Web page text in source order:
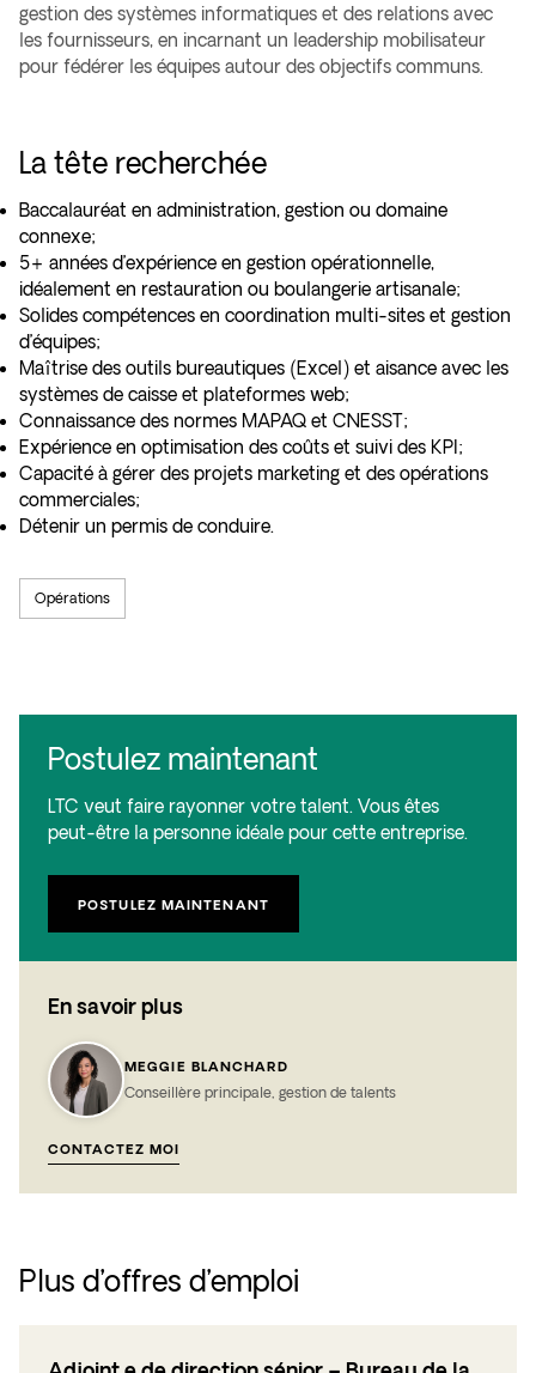
gestion des systèmes informatiques et des relations avec
les fournisseurs, en incarnant un leadership mobilisateur
pour fédérer les équipes autour des objectifs communs.
La tête recherchée
Baccalauréat en administration, gestion ou domaine
connexe;
5+ années d’expérience en gestion opérationnelle,
idéalement en restauration ou boulangerie artisanale;
Solides compétences en coordination multi-sites et gestion
d’équipes;
Maîtrise des outils bureautiques (Excel) et aisance avec les
systèmes de caisse et plateformes web;
Connaissance des normes MAPAQ et CNESST;
Expérience en optimisation des coûts et suivi des KPI;
Capacité à gérer des projets marketing et des opérations
commerciales;
Détenir un permis de conduire.
Opérations
Postulez maintenant
LTC veut faire rayonner votre talent. Vous êtes
peut-être la personne idéale pour cette entreprise.
POSTULEZ MAINTENANT
En savoir plus
MEGGIE BLANCHARD
Conseillère principale, gestion de talents
CONTACTEZ MOI
Plus d’offres d’emploi